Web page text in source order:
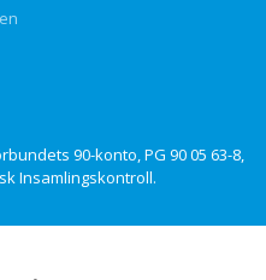
90-konto, PG 90 05 63-8,
Insamlingskontroll.